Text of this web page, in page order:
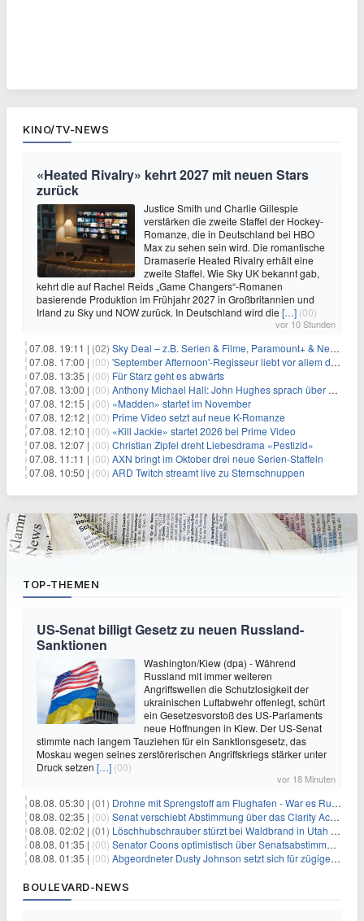
KINO/TV-NEWS
«Heated Rivalry» kehrt 2027 mit neuen Stars
zurück
Justice Smith und Charlie Gillespie
verstärken die zweite Staffel der Hockey-
Romanze, die in Deutschland bei HBO
Max zu sehen sein wird. Die romantische
Dramaserie Heated Rivalry erhält eine
zweite Staffel. Wie Sky UK bekannt gab,
kehrt die auf Rachel Reids „Game Changers“-Romanen
basierende Produktion im Frühjahr 2027 in Großbritannien und
Irland zu Sky und NOW zurück. In Deutschland wird die […] (00)
vor 10 Stunden
07.08. 19:11 | (02) Sky Deal – z.B. Serien & Filme, Paramount+ & Netflix für 19,99€/Monat
07.08. 17:00 | (00) 'September Afternoon'-Regisseur liebt vor allem die 'Banalität' in seinen Filmen
07.08. 13:35 | (00) Für Starz geht es abwärts
07.08. 13:00 | (00) Anthony Michael Hall: John Hughes sprach über eine Fortsetzung von 'The Breakfast Club'
07.08. 12:15 | (00) «Madden» startet im November
07.08. 12:12 | (00) Prime Video setzt auf neue K-Romanze
07.08. 12:10 | (00) «Kill Jackie» startet 2026 bei Prime Video
07.08. 12:07 | (00) Christian Zipfel dreht Liebesdrama «Pestizid»
07.08. 11:11 | (00) AXN bringt im Oktober drei neue Serien-Staffeln
07.08. 10:50 | (00) ARD Twitch streamt live zu Sternschnuppen
TOP-THEMEN
US-Senat billigt Gesetz zu neuen Russland-
Sanktionen
Washington/Kiew (dpa) - Während
Russland mit immer weiteren
Angriffswellen die Schutzlosigkeit der
ukrainischen Luftabwehr offenlegt, schürt
ein Gesetzesvorstoß des US-Parlaments
neue Hoffnungen in Kiew. Der US-Senat
stimmte nach langem Tauziehen für ein Sanktionsgesetz, das
Moskau wegen seines zerstörerischen Angriffskriegs stärker unter
Druck setzen […] (00)
vor 18 Minuten
08.08. 05:30 | (01) Drohne mit Sprengstoff am Flughafen - War es Russland?
08.08. 02:35 | (00) Senat verschiebt Abstimmung über das Clarity Act: Auswirkungen auf Unternehmen und das Vertrauen der Investoren
08.08. 02:02 | (01) Löschhubschrauber stürzt bei Waldbrand in Utah ab
08.08. 01:35 | (00) Senator Coons optimistisch über Senatsabstimmungen angesichts von Finanzierungsbedenken
08.08. 01:35 | (00) Abgeordneter Dusty Johnson setzt sich für zügige Regierungsfinanzierung angesichts von Shutdown-Risiken ein
BOULEVARD-NEWS